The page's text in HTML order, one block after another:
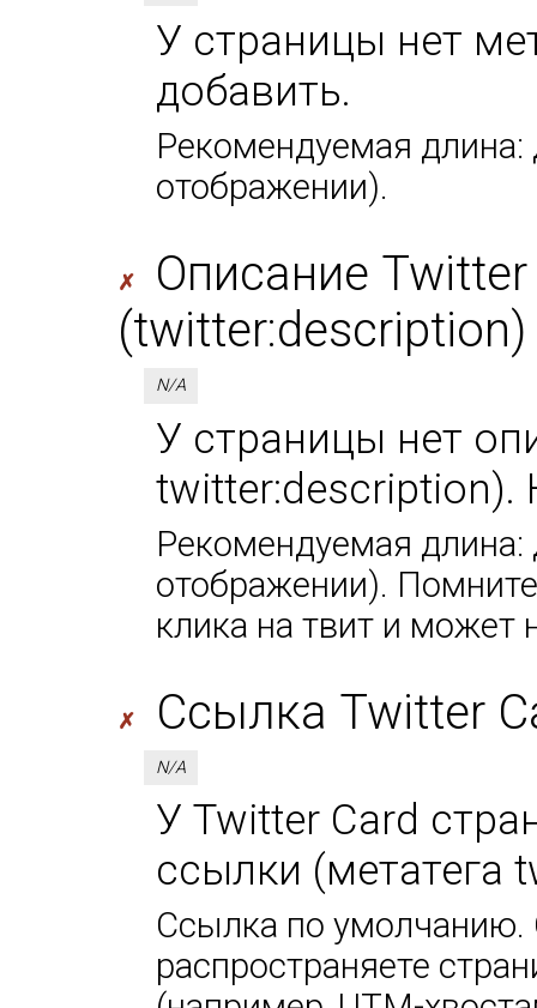
У страницы нет
добавить.
Рекомендуемая длина:
отображении).
✗
Описание
(twitter:description)
N/A
У страницы нет
twitter:description).
Рекомендуемая длина:
отображении).
клика на твит и может
✗ Ссылка Twitter
N/A
У Twitter Card
ссылки (метатега
Ссылка по умолчанию.
распространяете